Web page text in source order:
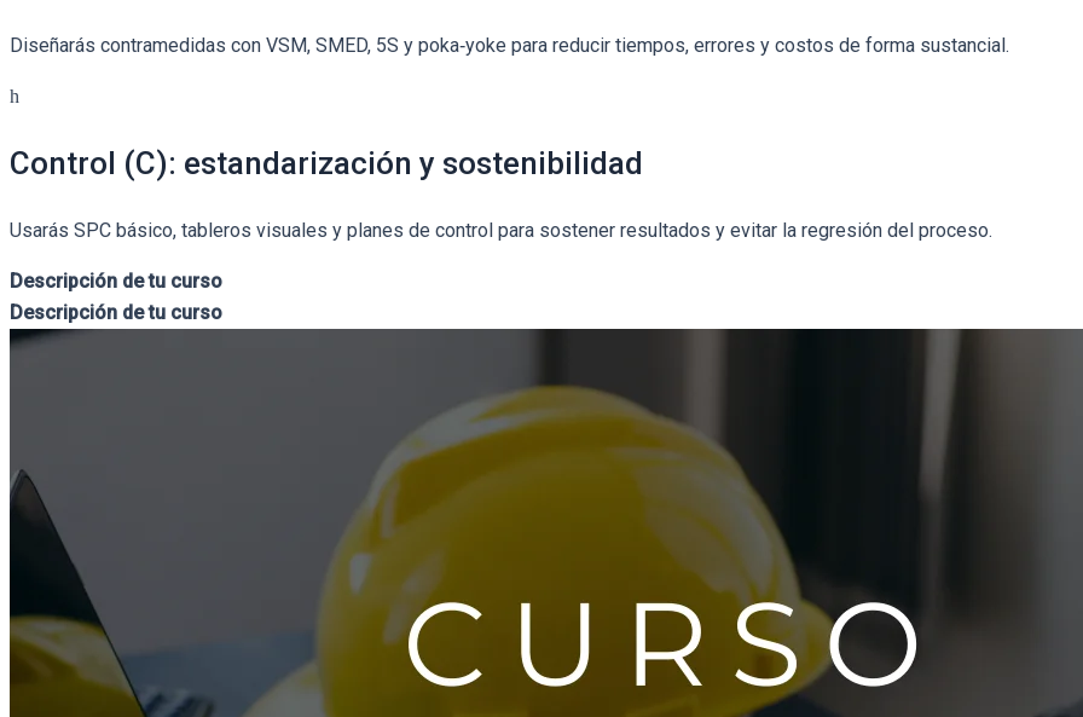
Diseñarás contramedidas con VSM, SMED, 5S y poka‑yoke para reducir tiempos, errores y costos de forma sustancial.
Control (C): estandarización y sostenibilidad
Usarás SPC básico, tableros visuales y planes de control para sostener resultados y evitar la regresión del proceso.
Descripción de tu curso
Descripción de tu curso